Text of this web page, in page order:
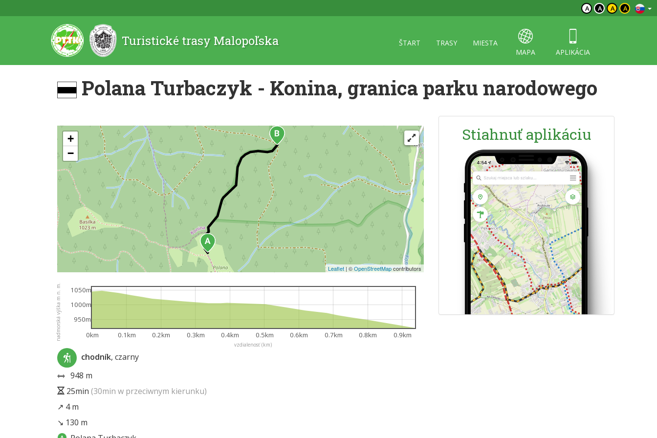
A A A A
Turistické trasy Malopoľska ŠTART TRASY
MIESTA
MAPA
APLIKÁCIA
Polana Turbaczyk - Konina, granica parku narodowego
+
−
Leaflet | ©OpenStreetMapcontributors
vzdialenosť (km)
nadmorská výška m n. m. 0km 0.1km 0.2km 0.3km 0.4km 0.5km 0.6km 0.7km 0.8km 0.9km
950m
1000m
1050m
chodník, czarny
948 m
25min (30min w przeciwnym kierunku)
↗ 4 m
↘ 130 m
Stiahnuť aplikáciu